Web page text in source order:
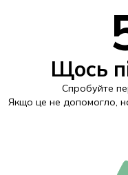
Щось
Спробуйте
Якщо це не допомогло,